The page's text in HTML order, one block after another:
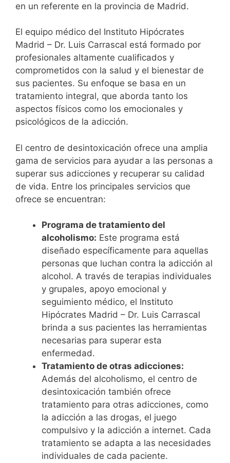
en un referente en la provincia de Madrid.
El equipo médico del Instituto Hipócrates
Madrid – Dr. Luis Carrascal está formado por
profesionales altamente cualificados y
comprometidos con la salud y el bienestar de
sus pacientes. Su enfoque se basa en un
tratamiento integral, que aborda tanto los
aspectos físicos como los emocionales y
psicológicos de la adicción.
El centro de desintoxicación ofrece una amplia
gama de servicios para ayudar a las personas a
superar sus adicciones y recuperar su calidad
de vida. Entre los principales servicios que
ofrece se encuentran:
Programa de tratamiento del
alcoholismo: Este programa está
diseñado específicamente para aquellas
personas que luchan contra la adicción al
alcohol. A través de terapias individuales
y grupales, apoyo emocional y
seguimiento médico, el Instituto
Hipócrates Madrid – Dr. Luis Carrascal
brinda a sus pacientes las herramientas
necesarias para superar esta
enfermedad.
Tratamiento de otras adicciones:
Además del alcoholismo, el centro de
desintoxicación también ofrece
tratamiento para otras adicciones, como
la adicción a las drogas, el juego
compulsivo y la adicción a internet. Cada
tratamiento se adapta a las necesidades
individuales de cada paciente.